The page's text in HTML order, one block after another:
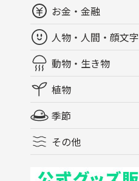
お金・金融
人物・人間・顔文字
動物・生き物
植物
季節
その他